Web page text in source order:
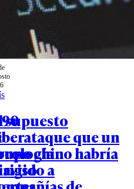
supuesto
que un
chino habría
a